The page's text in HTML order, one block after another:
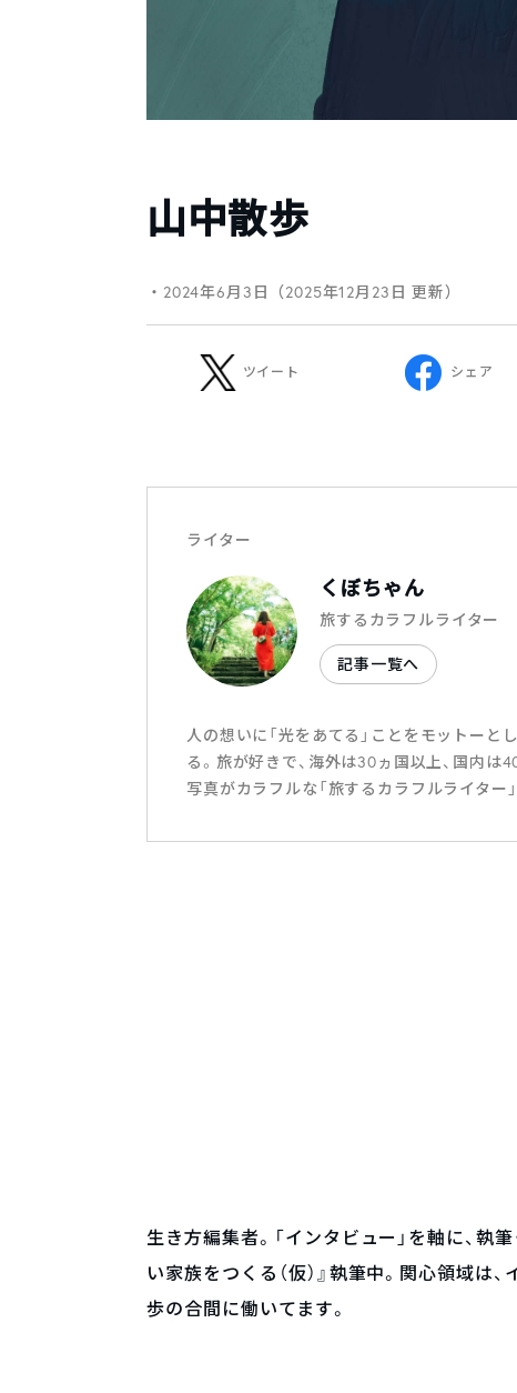
山中散歩
・2024年6月3日（2025年12月23日 更新）
ツイート シェア
ライター
くぼちゃん
旅するカラフルライター
記事一覧へ
人の想いに「光をあてる」ことをモットーと
る。旅が好きで、海外は30ヵ国以上、国内は
写真がカラフルな「旅するカラフルライター」
生き方編集者。「インタビュー」を軸に、執
い家族をつくる（仮）』執筆中。関心領域は
歩の合間に働いてます。